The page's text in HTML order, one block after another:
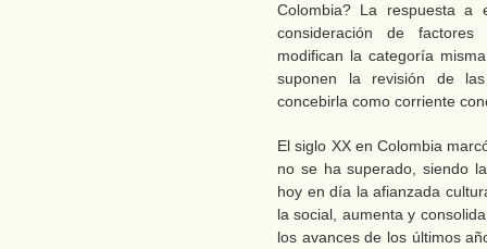
Colombia? La respuesta a
consideración de
modifican la categoría
suponen la revisión de
concebirla como corriente
El siglo XX en Colombia
no se ha superado, siendo
hoy en día la afianzada
la social, aumenta y
los avances de los últimos